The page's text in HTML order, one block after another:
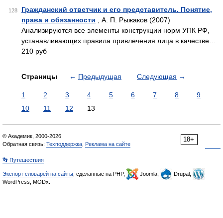
128
Гражданский ответчик и его представитель. Понятие,
права и обязанности , А. П. Рыжаков (2007)
Анализируются все элементы конструкции норм УПК РФ,
устанавливающих правила привлечения лица в качестве…
210 руб
Страницы ← Предыдущая Следующая →
1 2 3 4 5 6 7 8
9
10
11 12 13
18+
© Академик, 2000-2026
Обратная связь: Техподдержка Реклама на сайте
👣 Путешествия
Экспорт словарей на сайты , сделанные на PHP, Joomla,
Drupal,
WordPress, MODx.